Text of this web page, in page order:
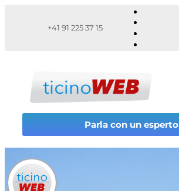
+41 91 225 37 15
Parla con un esperto